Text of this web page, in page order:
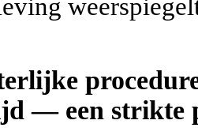
— een strikte